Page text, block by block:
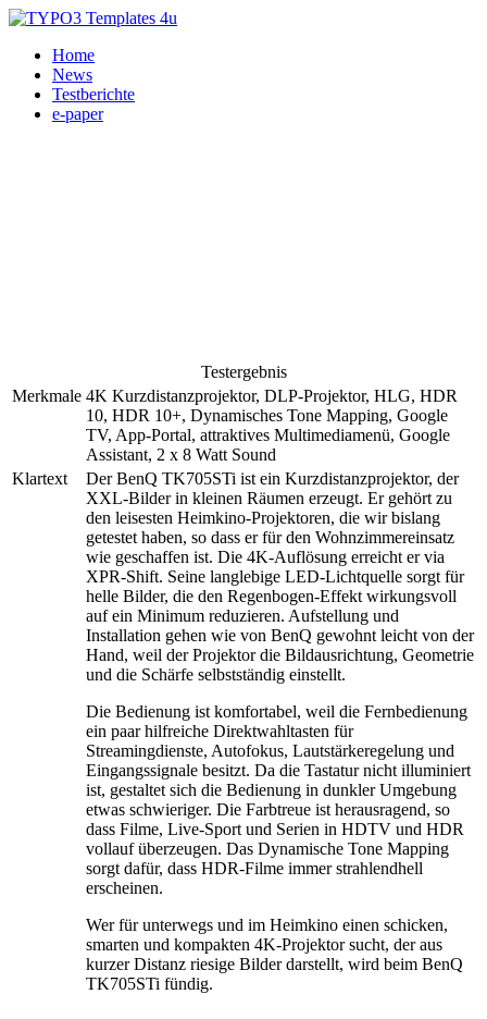
Home
News
Testberichte
e-paper
Testergebnis
Merkmale 4K Kurzdistanzprojektor, DLP-Projektor, HLG, HDR
10, HDR 10+, Dynamisches Tone Mapping, Google
TV, App-Portal, attraktives Multimediamenü, Google
Assistant, 2 x 8 Watt Sound
Klartext
Der BenQ TK705STi ist ein Kurzdistanzprojektor, der
XXL-Bilder in kleinen Räumen erzeugt. Er gehört zu
den leisesten Heimkino-Projektoren, die wir bislang
getestet haben, so dass er für den Wohnzimmereinsatz
wie geschaffen ist. Die 4K-Auflösung erreicht er via
XPR-Shift. Seine langlebige LED-Lichtquelle sorgt für
helle Bilder, die den Regenbogen-Effekt wirkungsvoll
auf ein Minimum reduzieren. Aufstellung und
Installation gehen wie von BenQ gewohnt leicht von der
Hand, weil der Projektor die Bildausrichtung, Geometrie
und die Schärfe selbstständig einstellt.
Die Bedienung ist komfortabel, weil die Fernbedienung
ein paar hilfreiche Direktwahltasten für
Streamingdienste, Autofokus, Lautstärkeregelung und
Eingangssignale besitzt. Da die Tastatur nicht illuminiert
ist, gestaltet sich die Bedienung in dunkler Umgebung
etwas schwieriger. Die Farbtreue ist herausragend, so
dass Filme, Live-Sport und Serien in HDTV und HDR
vollauf überzeugen. Das Dynamische Tone Mapping
sorgt dafür, dass HDR-Filme immer strahlendhell
erscheinen.
Wer für unterwegs und im Heimkino einen schicken,
smarten und kompakten 4K-Projektor sucht, der aus
kurzer Distanz riesige Bilder darstellt, wird beim BenQ
TK705STi fündig.